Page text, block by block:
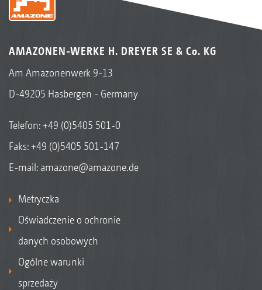
AMAZONEN-WERKE H. DREYER SE & Co. KG
Am Amazonenwerk 9-13
D-49205 Hasbergen - Germany
Telefon:+49 (0)5405 501-0
Faks: +49 (0)5405 501-147
E-mail: amazone@amazone.de
Metryczka
Oświadczenie o ochronie
danych osobowych
Ogólne warunki
sprzedaży